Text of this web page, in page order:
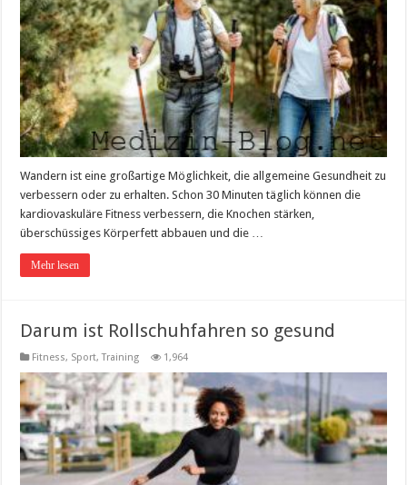
Wandern ist eine großartige Möglichkeit, die allgemeine Gesundheit zu
verbessern oder zu erhalten. Schon 30 Minuten täglich können die
kardiovaskuläre Fitness verbessern, die Knochen stärken,
überschüssiges Körperfett abbauen und die …
Mehr lesen
Darum ist Rollschuhfahren so gesund
Fitness, Sport, Training 1,964